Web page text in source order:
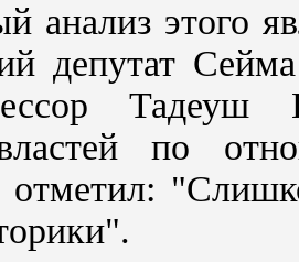
анализ этого
депутат
Тадеуш
по
отметил: